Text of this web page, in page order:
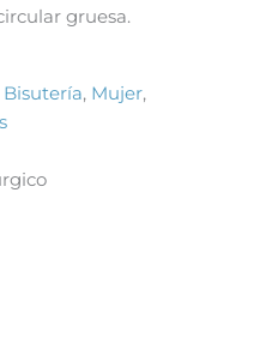
gruesa.
Bisutería, Mujer,